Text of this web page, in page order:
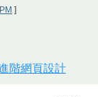
]
階網頁設計